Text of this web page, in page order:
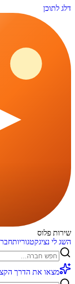
דלג לתוכן
שירות פלוס
השג לי נציגקטגוריות
מצאו את הדרך